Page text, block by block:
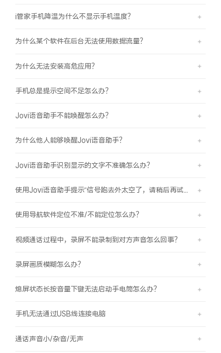
i管家手机降温为什么不显示手机温度？
为什么某个软件在后台无法使用数据流量？
为什么无法安装高危应用？
手机总是提示空间不足怎么办？
Jovi语音助手不能唤醒怎么办？
为什么他人能够唤醒Jovi语音助手？
Jovi语音助手识别显示的文字不准确怎么办？
使用导航软件定位不准/不能定位怎么办？
视频通话过程中，录屏不能录制到对方声音怎么回事？
录屏画质模糊怎么办？
熄屏状态长按音量下键无法启动手电筒怎么办？
手机无法通过USB线连接电脑
通话声音小/杂音/无声